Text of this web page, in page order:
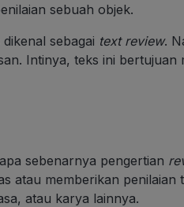
sebuah objek.
sebagai text review.
Intinya, teks ini bertujuan
sebenarnya pengertian
atau memberikan
atau karya lainnya.